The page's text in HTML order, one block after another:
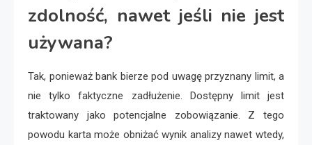
zdolność, nawet jeśli nie jest
używana?
Tak, ponieważ bank bierze pod uwagę przyznany limit, a
nie tylko faktyczne zadłużenie. Dostępny limit jest
traktowany jako potencjalne zobowiązanie. Z tego
powodu karta może obniżać wynik analizy nawet wtedy,